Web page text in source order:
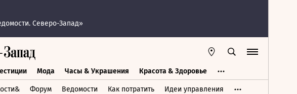
Северо-Запад»
Мода Часы & Украшения Красота & Здоровье
Форум Ведомости Как потратить Идеи управления
Инвестиции Мода Часы & Украшения Дом & Интерьер